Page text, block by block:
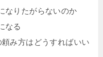
なりたがらないのか
なる
み方はどうすればいい